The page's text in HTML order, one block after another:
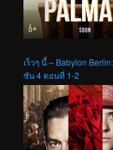
เร็วๆ นี้ – Babylon
ซัน 4 ตอนที่ 1-2